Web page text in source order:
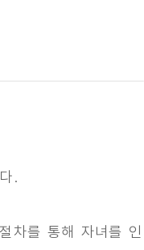
.
차를 통해 자녀를 인